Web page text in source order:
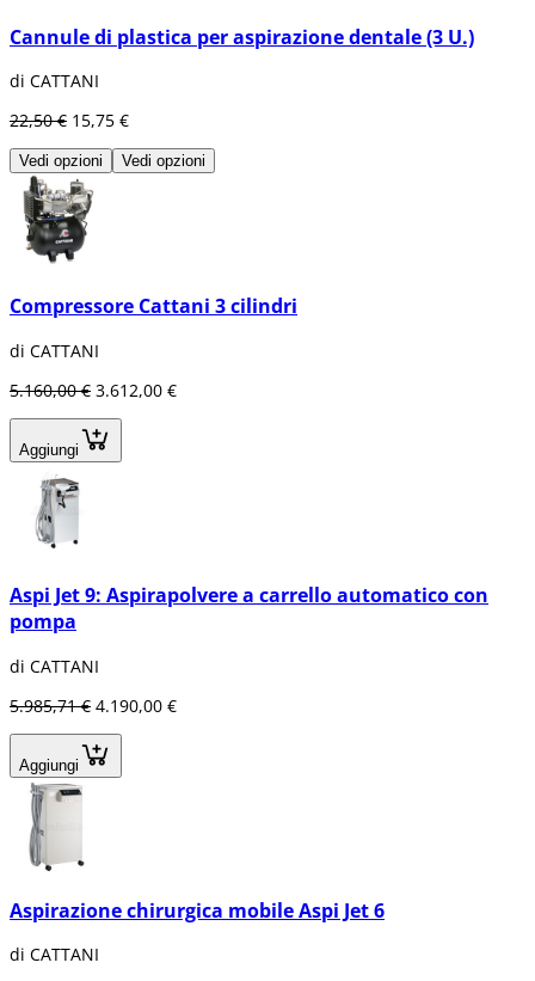
Cannule di plastica per aspirazione dentale (3 U.)
di CATTANI
22,50 € 15,75 €
Vedi opzioni Vedi opzioni
Compressore Cattani 3 cilindri
di CATTANI
5.160,00 € 3.612,00 €
Aggiungi
Aspi Jet 9: Aspirapolvere a carrello automatico con
pompa
di CATTANI
5.985,71 € 4.190,00 €
Aggiungi
Aspirazione chirurgica mobile Aspi Jet 6
di CATTANI